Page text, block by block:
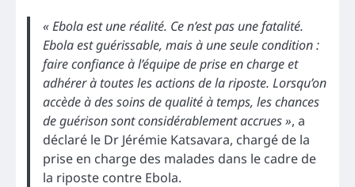
« Ebola est une réalité. Ce n’est pas une fatalité.
Ebola est guérissable, mais à une seule condition :
faire confiance à l’équipe de prise en charge et
adhérer à toutes les actions de la riposte. Lorsqu’on
accède à des soins de qualité à temps, les chances
de guérison sont considérablement accrues », a
déclaré le Dr Jérémie Katsavara, chargé de la
prise en charge des malades dans le cadre de
la riposte contre Ebola.